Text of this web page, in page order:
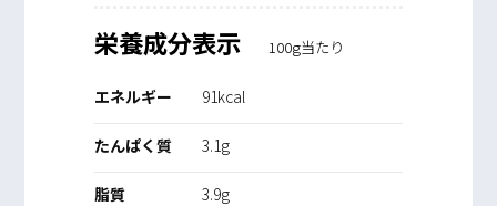
栄養成分表示 100g当たり
エネルギー 91kcal
たんぱく質 3.1g
脂質 3.9g